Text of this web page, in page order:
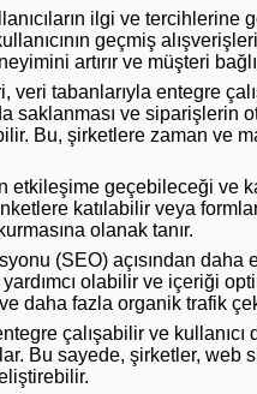
ilgi ve tercihlerine
geçmiş
artırır ve müşteri
veri tabanlarıyla entegre
saklanması ve siparişlerin
Bu, şirketlere zaman ve
etkileşime geçebileceği ve
katılabilir veya
olanak tanır.
(SEO) açısından daha
olabilir ve içeriği
daha fazla organik trafik
çalışabilir ve kullanıcı
Bu sayede, şirketler, web